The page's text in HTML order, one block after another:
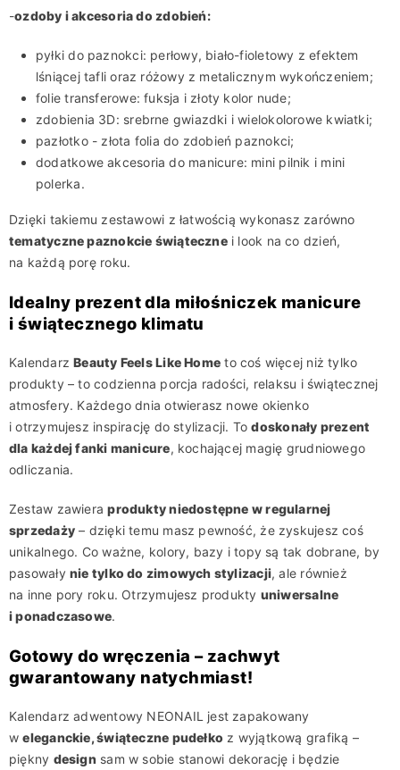
-ozdoby i akcesoria do zdobień:
pyłki do paznokci: perłowy, biało-fioletowy z efektem
lśniącej tafli oraz różowy z metalicznym wykończeniem;
folie transferowe: fuksja i złoty kolor nude;
zdobienia 3D: srebrne gwiazdki i wielokolorowe kwiatki;
pazłotko - złota folia do zdobień paznokci;
dodatkowe akcesoria do manicure: mini pilnik i mini
polerka.
Dzięki takiemu zestawowi z łatwością wykonasz zarówno
tematyczne paznokcie świątecznei look na co dzień,
na każdą porę roku.
Idealny prezent dla miłośniczek manicure
i świątecznego klimatu
KalendarzBeauty Feels Like Home to coś więcej niż tylko
produkty – to codzienna porcja radości, relaksu i świątecznej
atmosfery. Każdego dnia otwierasz nowe okienko
i otrzymujesz inspirację do stylizacji. Todoskonały prezent
dla każdej fanki manicure, kochającej magię grudniowego
odliczania.
Zestaw zawieraprodukty niedostępne w regularnej
sprzedaży– dzięki temu masz pewność, że zyskujesz coś
unikalnego. Co ważne, kolory, bazy i topy są tak dobrane, by
pasowały nie tylko do zimowych stylizacji, ale również
na inne pory roku. Otrzymujesz produkty uniwersalne
i ponadczasowe.
Gotowy do wręczenia – zachwyt
gwarantowany natychmiast!
Kalendarz adwentowy NEONAIL jest zapakowany
weleganckie, świąteczne pudełko z wyjątkową grafiką –
piękny designsam w sobie stanowi dekorację i będzie